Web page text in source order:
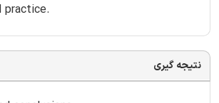
practice.
نتیجه گیری